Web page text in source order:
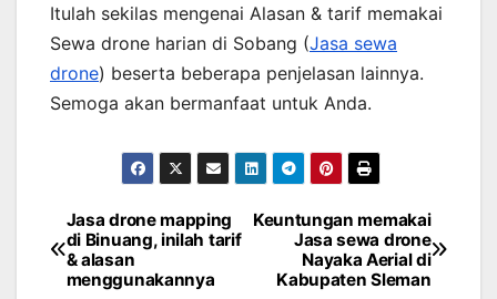
Itulah sekilas mengenai Alasan & tarif memakai
Sewa drone harian di Sobang (Jasa sewa
drone) beserta beberapa penjelasan lainnya.
Semoga akan bermanfaat untuk Anda.
Post
navigation
Keuntungan memakai
Jasa sewa drone
Nayaka Aerial di
Kabupaten Sleman
Jasa drone mapping
di Binuang, inilah tarif
& alasan
menggunakannya